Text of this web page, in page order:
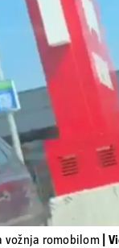
vožnja romobilom |